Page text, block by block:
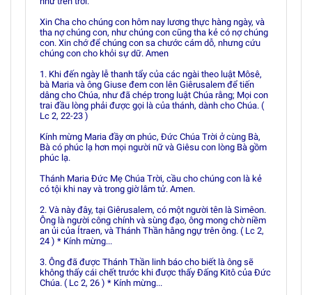
Xin Cha cho chúng con hôm nay lương thực hàng ngày, và
tha nợ chúng con, như chúng con cũng tha kẻ có nợ chúng
con. Xin chớ để chúng con sa chước cám dỗ, nhưng cứu
chúng con cho khỏi sự dữ. Amen
1. Khi đến ngày lễ thanh tẩy của các ngài theo luật Môsê,
bà Maria và ông Giuse đem con lên Giêrusalem để tiến
dâng cho Chúa, như đã chép trong luật Chúa rằng; Mọi con
trai đầu lòng phải được gọi là của thánh, dành cho Chúa. (
Lc 2, 22-23 )
Kính mừng Maria đầy ơn phúc, Ðức Chúa Trời ở cùng Bà,
Bà có phúc lạ hơn mọi người nữ và Giêsu con lòng Bà gồm
phúc lạ.
Thánh Maria Ðức Mẹ Chúa Trời, cầu cho chúng con là kẻ
có tội khi nay và trong giờ lâm tử. Amen.
2. Và này đây, tại Giêrusalem, có một người tên là Simêon.
Ông là người công chính và sùng đạo, ông mong chờ niềm
an ủi của Ítraen, và Thánh Thần hằng ngự trên ông. ( Lc 2,
24 ) * Kính mừng...
3. Ông đã được Thánh Thần linh báo cho biết là ông sẽ
không thấy cái chết trước khi được thấy Ðấng Kitô của Ðức
Chúa. ( Lc 2, 26 ) * Kính mừng...